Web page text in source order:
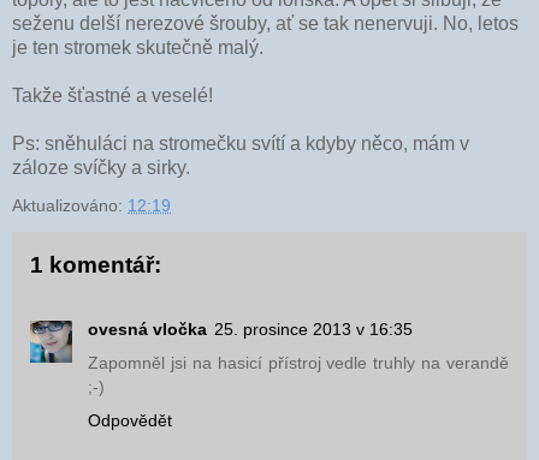
seženu delší nerezové šrouby, ať se tak nenervuji. No, letos
je ten stromek skutečně malý.
Takže šťastné a veselé!
Ps: sněhuláci na stromečku svítí a kdyby něco, mám v
záloze svíčky a sirky.
Aktualizováno: 12:19
1 komentář:
ovesná vločka 25. prosince 2013 v 16:35
Zapomněl jsi na hasicí přístroj vedle truhly na verandě
;-)
Odpovědět